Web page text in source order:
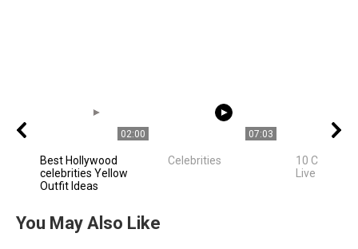
02:00
Best Hollywood
celebrities Yellow
Outfit Ideas
07:03
Celebrities
10
Live In Los
You May Also Like